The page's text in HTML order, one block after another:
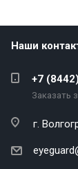
Наши
+7
Заказать
г.